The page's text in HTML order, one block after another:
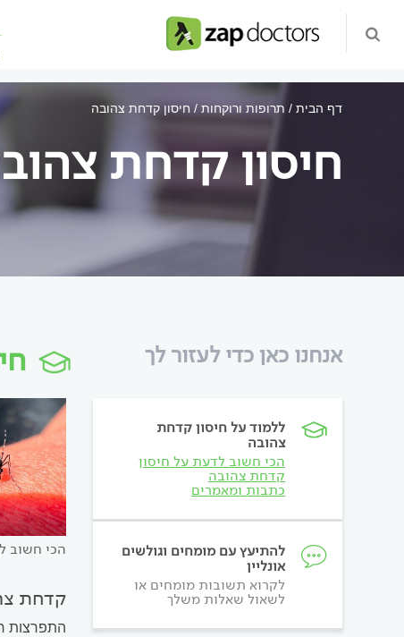
דף הבית תרופות ורוקחות חיסון קדחת צהובה
חיסון קדחת
אנחנו כאן כדי לעזור לך
ללמוד על חיסון קדחת
צהובה
הכי חשוב לדעת על חיסון
קדחת צהובה
כתבות ומאמרים
להתיעץ עם מומחים וגולשים
אונליין
לקרוא תשובות מומחים או
לשאול שאלות משלך
הכי חשוב
קדחת
התפרצות